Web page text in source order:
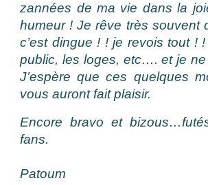
zannées de ma vie dans la
humeur ! Je rêve très souvent
c’est dingue ! ! je revois tout !
public, les loges, etc…. et je
J’espère que ces quelques
vous auront fait plaisir.
Encore bravo et
fans.
Patoum